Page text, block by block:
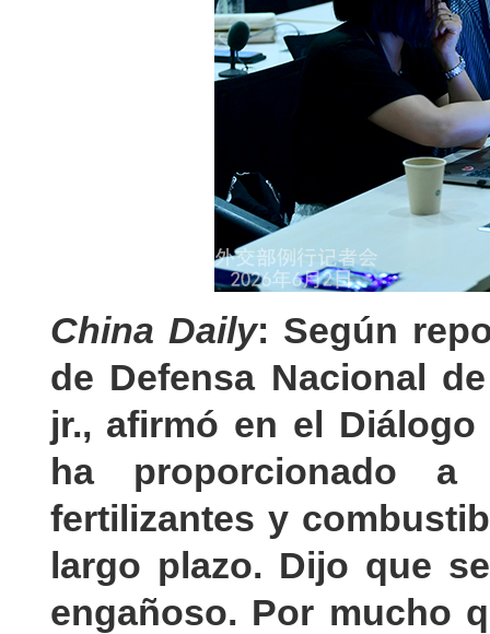
China Daily: Según
de Defensa Nacional
jr., afirmó en el
ha proporcionado a
fertilizantes y
largo plazo. Dijo que
engañoso. Por mucho